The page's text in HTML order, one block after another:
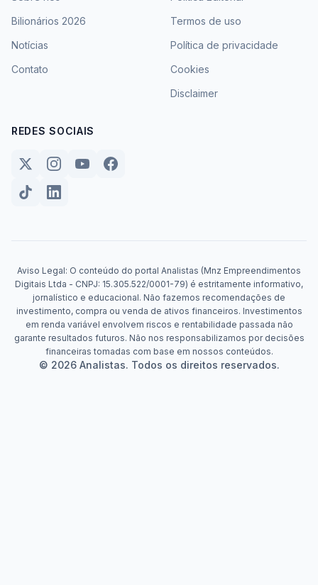
Bilionários 2026
Notícias
Contato
Termos de uso
Política de privacidade
Cookies
Disclaimer
REDES SOCIAIS
Aviso Legal: O conteúdo do portal Analistas (Mnz Empreendimentos
Digitais Ltda - CNPJ: 15.305.522/0001-79) é estritamente informativo,
jornalístico e educacional. Não fazemos recomendações de
investimento, compra ou venda de ativos financeiros. Investimentos
em renda variável envolvem riscos e rentabilidade passada não
garante resultados futuros. Não nos responsabilizamos por decisões
financeiras tomadas com base em nossos conteúdos.
© 2026 Analistas. Todos os direitos reservados.